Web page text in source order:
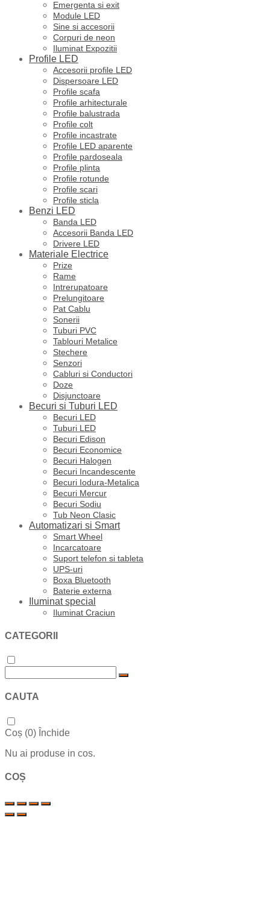
Emergenta si exit
Module LED
Sine si accesorii
Corpuri de neon
Iluminat Expozitii
Profile LED
Accesorii profile LED
Dispersoare LED
Profile scafa
Profile arhitecturale
Profile balustrada
Profile colt
Profile incastrate
Profile LED aparente
Profile pardoseala
Profile plinta
Profile rotunde
Profile scari
Profile sticla
Benzi LED
Banda LED
Accesorii Banda LED
Drivere LED
Materiale Electrice
Prize
Rame
Intrerupatoare
Prelungitoare
Pat Cablu
Sonerii
Tuburi PVC
Tablouri Metalice
Stechere
Senzori
Cabluri si Conductori
Doze
Disjunctoare
Becuri si Tuburi LED
Becuri LED
Tuburi LED
Becuri Edison
Becuri Economice
Becuri Halogen
Becuri Incandescente
Becuri Iodura-Metalica
Becuri Mercur
Becuri Sodiu
Tub Neon Clasic
Automatizari si Smart
Smart Wheel
Incarcatoare
Suport telefon si tableta
UPS-uri
Boxa Bluetooth
Baterie externa
Iluminat special
Iluminat Craciun
CATEGORII
CAUTA
Coș (0) Închide
Nu ai produse in cos.
COȘ